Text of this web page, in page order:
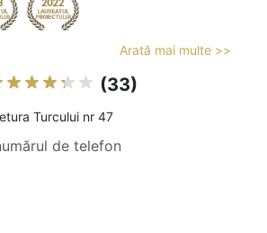
Arată mai multe >>
(33)
Turcului nr 47
de telefon